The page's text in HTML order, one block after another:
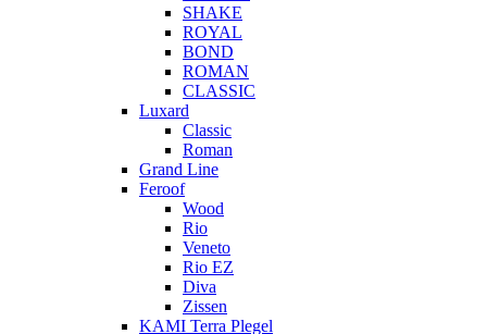
SHAKE
ROYAL
BOND
ROMAN
CLASSIC
Luxard
Classic
Roman
Grand Line
Feroof
Wood
Rio
Veneto
Rio EZ
Diva
Zissen
KAMI Terra Plegel